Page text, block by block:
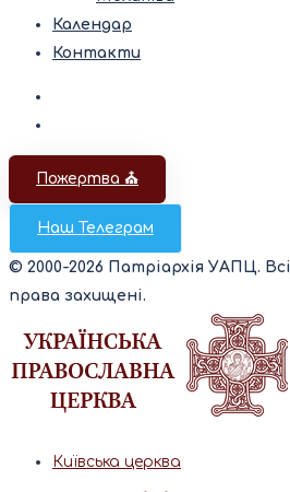
Календар
Контакти
Пожертва ⛪️
Наш Телеграм
© 2000-2026 Патріархія УАПЦ. Всі
права захищені.
Київська церква